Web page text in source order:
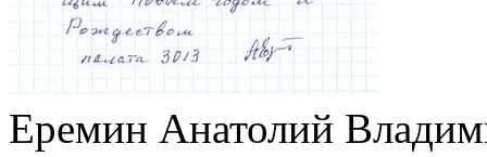
Еремин Анатолий